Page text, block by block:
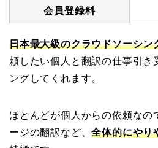
会員登録料
日本最大級のクラウドソーシン
頼したい個人と翻訳の仕事引き
ングしてくれます。
ほとんどが個人からの依頼なの
ージの翻訳など、全体的にやり